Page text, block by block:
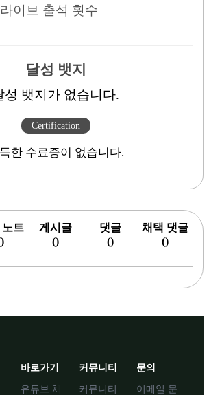
라이브 출석 횟수
달성 뱃지
성 뱃지가 없습니다.
Certification
한 수료증이 없습니다.
노트
)
게시글
()
댓글
()
채택 댓글
()
바로가기
유튜브 채
커뮤니티
커뮤니티
문의
이메일 문